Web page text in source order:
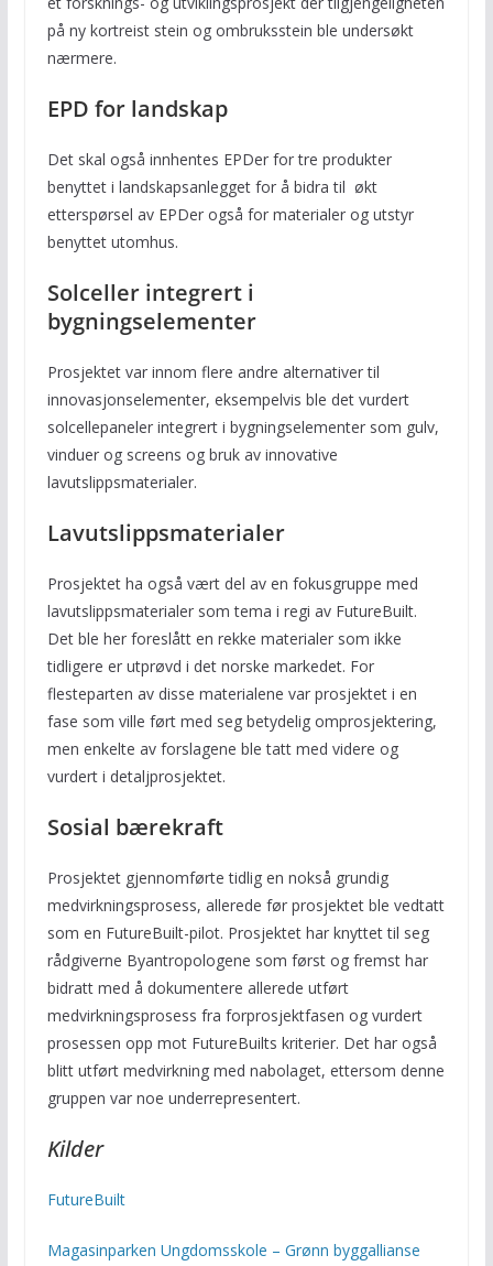
på ny kortreist stein og ombruksstein ble undersøkt
nærmere.
EPD for landskap
Det skal også innhentes EPDer for tre produkter
benyttet i landskapsanlegget for å bidra til økt
etterspørsel av EPDer også for materialer og utstyr
benyttet utomhus.
Solceller integrert i
bygningselementer
Prosjektet var innom flere andre alternativer til
innovasjonselementer, eksempelvis ble det vurdert
solcellepaneler integrert i bygningselementer som gulv,
vinduer og screens og bruk av innovative
lavutslippsmaterialer.
Lavutslippsmaterialer
Prosjektet ha også vært del av en fokusgruppe med
lavutslippsmaterialer som tema i regi av FutureBuilt.
Det ble her foreslått en rekke materialer som ikke
tidligere er utprøvd i det norske markedet. For
flesteparten av disse materialene var prosjektet i en
fase som ville ført med seg betydelig omprosjektering,
men enkelte av forslagene ble tatt med videre og
vurdert i detaljprosjektet.
Sosial bærekraft
Prosjektet gjennomførte tidlig en nokså grundig
medvirkningsprosess, allerede før prosjektet ble vedtatt
som en FutureBuilt-pilot. Prosjektet har knyttet til seg
rådgiverne Byantropologene som først og fremst har
bidratt med å dokumentere allerede utført
medvirkningsprosess fra forprosjektfasen og vurdert
prosessen opp mot FutureBuilts kriterier. Det har også
blitt utført medvirkning med nabolaget, ettersom denne
gruppen var noe underrepresentert.
Kilder
FutureBuilt
Magasinparken Ungdomsskole – Grønn byggallianse